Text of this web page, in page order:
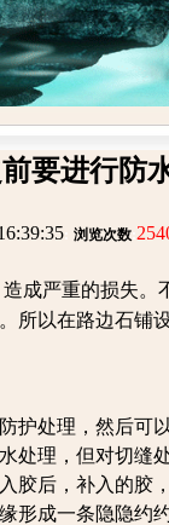
要进行防
: 浏览次数:
成严重的损失。
所以在路边石铺
护处理，然后可
处理，但对切缝
胶后，补入的胶
形成一条隐隐约